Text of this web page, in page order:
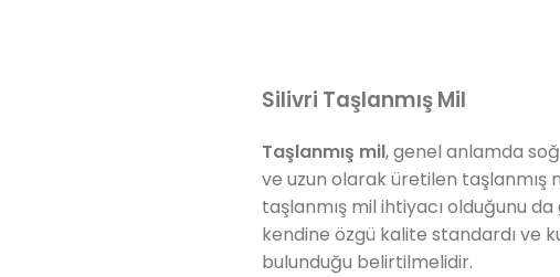
Silivri Taşlanmış Mil
Taşlanmış mil, genel anlamda
ve uzun olarak üretilen taşlanmış
taşlanmış mil ihtiyacı olduğunu
kendine özgü kalite standardı ve
bulunduğu belirtilmelidir.